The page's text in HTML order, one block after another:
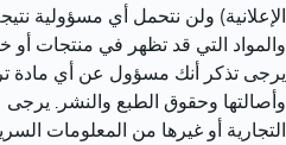
الإعلانية) ولن نتحمل أي مسؤولية
يرجى تذكر أنك مسؤول عن أي مادة
وأصالتها وحقوق الطبع والنشر.
التجارية أو غيرها من المعلومات